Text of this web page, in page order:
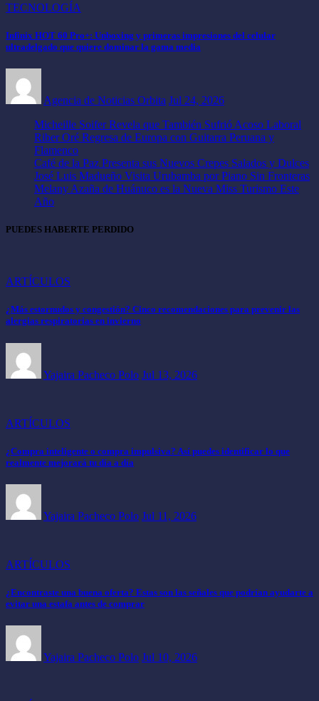
TECNOLOGÍA
Infinix HOT 60 Pro+: Unboxing y primeras impresiones del celular
ultradelgado que quiere dominar la gama media
Agencia de Noticias Orbita Jul 24, 2026
Micheille Soifer Revela que También Sufrió Acoso Laboral
Riber Oré Regresa de Europa con Guitarra Peruana y
Flamenco
Café de la Paz Presenta sus Nuevos Crepes Salados y Dulces
José Luis Madueño Visita Urubamba por Piano Sin Fronteras
Melany Azaña de Huánuco es la Nueva Miss Turismo Este
Año
PUEDES HABERTE PERDIDO
ARTÍCULOS
¿Más estornudos y congestión? Cinco recomendaciones para prevenir las
alergias respiratorias en invierno
Yajaira Pacheco Polo Jul 13, 2026
ARTÍCULOS
¿Compra inteligente o compra impulsiva? Así puedes identificar lo que
realmente mejorará tu día a día
Yajaira Pacheco Polo Jul 11, 2026
ARTÍCULOS
¿Encontraste una buena oferta? Estas son las señales que podrían ayudarte a
evitar una estafa antes de comprar
Yajaira Pacheco Polo Jul 10, 2026